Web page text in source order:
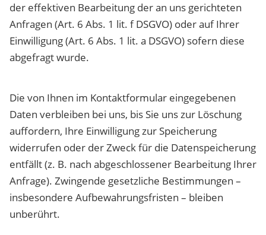
der effektiven Bearbeitung der an uns gerichteten
Anfragen (Art. 6 Abs. 1 lit. f DSGVO) oder auf Ihrer
Einwilligung (Art. 6 Abs. 1 lit. a DSGVO) sofern diese
abgefragt wurde.
Die von Ihnen im Kontaktformular eingegebenen
Daten verbleiben bei uns, bis Sie uns zur Löschung
auffordern, Ihre Einwilligung zur Speicherung
widerrufen oder der Zweck für die Datenspeicherung
entfällt (z. B. nach abgeschlossener Bearbeitung Ihrer
Anfrage). Zwingende gesetzliche Bestimmungen –
insbesondere Aufbewahrungsfristen – bleiben
unberührt.